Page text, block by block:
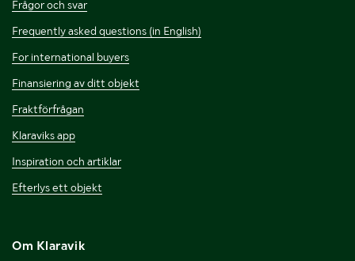
Frågor och svar
Frequently asked questions (in English)
For international buyers
Finansiering av ditt objekt
Fraktförfrågan
Klaraviks app
Inspiration och artiklar
Efterlys ett objekt
Om Klaravik